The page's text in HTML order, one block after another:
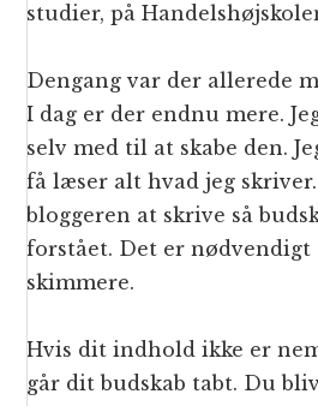
studier, på
Dengang var der allerede
I dag er der endnu mere.
selv med til at skabe den.
få læser alt hvad jeg
bloggeren at skrive så
forstået. Det er
skimmere.
Hvis dit indhold ikke er
går dit budskab tabt. Du